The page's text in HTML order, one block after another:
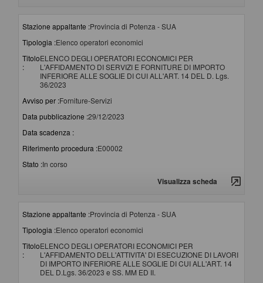
Stazione appaltante :Provincia di Potenza - SUA
Tipologia :Elenco operatori economici
Titolo
:
ELENCO DEGLI OPERATORI ECONOMICI PER
L'AFFIDAMENTO DI SERVIZI E FORNITURE DI IMPORTO
INFERIORE ALLE SOGLIE DI CUI ALL'ART. 14 DEL D. Lgs.
36/2023
Avviso per :Forniture-Servizi
Data pubblicazione :29/12/2023
Data scadenza :
Riferimento procedura :E00002
Stato :In corso
Visualizza scheda
Stazione appaltante :Provincia di Potenza - SUA
Tipologia :Elenco operatori economici
Titolo
:
ELENCO DEGLI OPERATORI ECONOMICI PER
L'AFFIDAMENTO DELL'ATTIVITA' DI ESECUZIONE DI LAVORI
DI IMPORTO INFERIORE ALLE SOGLIE DI CUI ALL'ART. 14
DEL D.Lgs. 36/2023 e SS. MM ED II.